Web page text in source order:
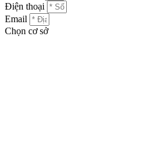
Điện thoại
Email
Chọn cơ sở